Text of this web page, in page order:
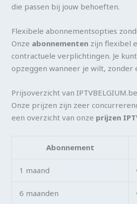
die passen bij jouw behoeften.
Flexibele abonnementsopties
Onze abonnementen zijn flexibel
contractuele verplichtingen. Je
opzeggen wanneer je wilt, zonder
Prijsoverzicht van IPTVBELGIUM.be
Onze prijzen zijn zeer
een overzicht van onze prijzen
Abonnement
1 maand
6 maanden